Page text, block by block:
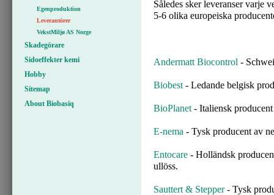
Egenproduktion
Leverantörer
VekstMiljø AS Norge
Skadegörare
Sidoeffekter kemi
Hobby
Sitemap
About Biobasiq
Således sker leveranser varje
5-6 olika europeiska
Andermatt Biocontrol -
Biobest - Ledande belgisk
BioPlanet - Italiensk
E-nema - Tysk producent av
Entocare - Holländsk
ullöss.
Sauttert & Stepper- Tysk